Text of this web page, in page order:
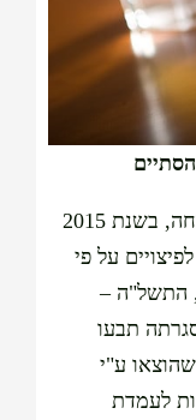
כחלק ממסעם לעשות צדק עם המנוחה, בשנת 2015
על פי
התשל"ה –
תבעו
שהוצאו ע"י
לעמדת